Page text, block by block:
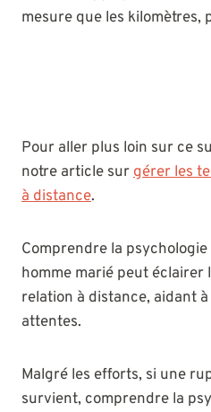
mesure que les kilomètres,
Pour aller plus loin sur ce
notre article surgérer les
à distance.
Comprendre la
homme marié peut éclairer
relation à distance, aidant
attentes.
Malgré les efforts, si une
survient, comprendre la